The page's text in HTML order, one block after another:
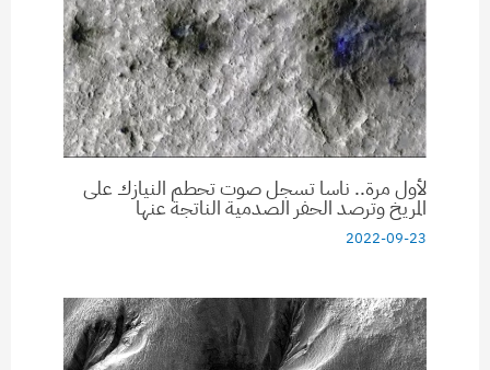
لأول مرة.. ناسا تسجل صوت تحطم النيازك على
المريخ وترصد الحفر الصدمية الناتجة عنها
2022-09-23